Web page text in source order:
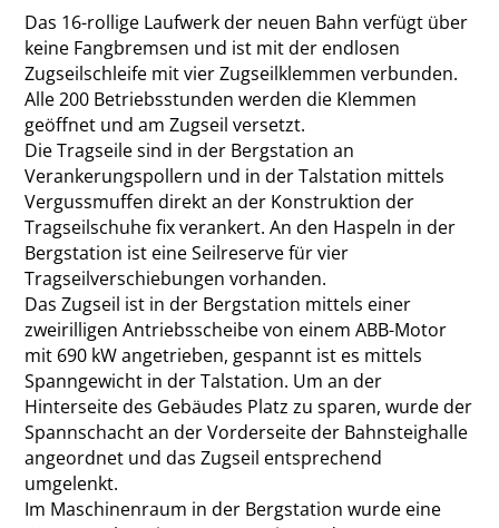
Das 16-rollige Laufwerk der neuen Bahn verfügt über
keine Fangbremsen und ist mit der endlosen
Zugseilschleife mit vier Zugseilklemmen verbunden.
Alle 200 Betriebsstunden werden die Klemmen
geöffnet und am Zugseil versetzt.
Die Tragseile sind in der Bergstation an
Verankerungspollern und in der Talstation mittels
Vergussmuffen direkt an der Konstruktion der
Tragseilschuhe fix verankert. An den Haspeln in der
Bergstation ist eine Seilreserve für vier
Tragseilverschiebungen vorhanden.
Das Zugseil ist in der Bergstation mittels einer
zweirilligen Antriebsscheibe von einem ABB-Motor
mit 690 kW angetrieben, gespannt ist es mittels
Spanngewicht in der Talstation. Um an der
Hinterseite des Gebäudes Platz zu sparen, wurde der
Spannschacht an der Vorderseite der Bahnsteighalle
angeordnet und das Zugseil entsprechend
umgelenkt.
Im Maschinenraum in der Bergstation wurde eine